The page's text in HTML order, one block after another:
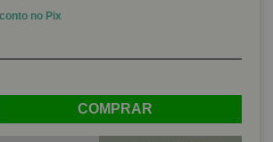
no Pix
COMPRAR